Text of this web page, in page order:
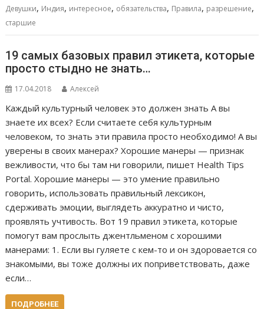
Девушки, Индия, интересное, обязательства, Правила, разрешение,
старшие
19 самых базовых правил этикета, которые
просто стыдно не знать…
17.04.2018 Алексей
Каждый культурный человек это должен знать А вы
знаете их всех? Если считаете себя культурным
человеком, то знать эти правила просто необходимо! А вы
уверены в своих манерах? Хорошие манеры — признак
вежливости, что бы там ни говорили, пишет Health Tips
Portal. Хорошие манеры — это умение правильно
говорить, использовать правильный лексикон,
сдерживать эмоции, выглядеть аккуратно и чисто,
проявлять учтивость. Вот 19 правил этикета, которые
помогут вам прослыть джентльменом с хорошими
манерами: 1. Если вы гуляете с кем-то и он здоровается со
знакомыми, вы тоже должны их поприветствовать, даже
если…
ПОДРОБНЕЕ